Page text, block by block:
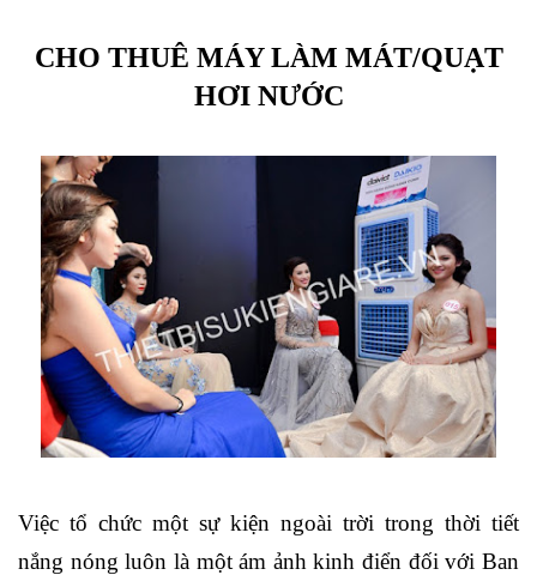
CHO THUÊ MÁY LÀM MÁT/QUẠT
HƠI NƯỚC
Việc tổ chức một sự kiện ngoài trời trong thời tiết
nắng nóng luôn là một ám ảnh kinh điển đối với Ban